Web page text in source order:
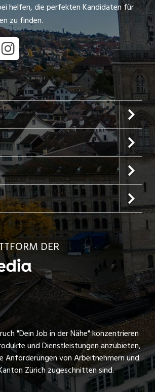
helfen, die perfekten Kandidaten für
zu finden.
DER
"Dein Job in der Nähe" konzentrieren
und Dienstleistungen anzubieten,
Anforderungen von Arbeitnehmern und
Zürich zugeschnitten sind.